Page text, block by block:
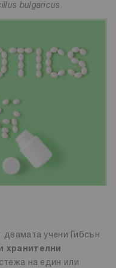
bulgaricus .
учени Гибсън
хранителни
на един или